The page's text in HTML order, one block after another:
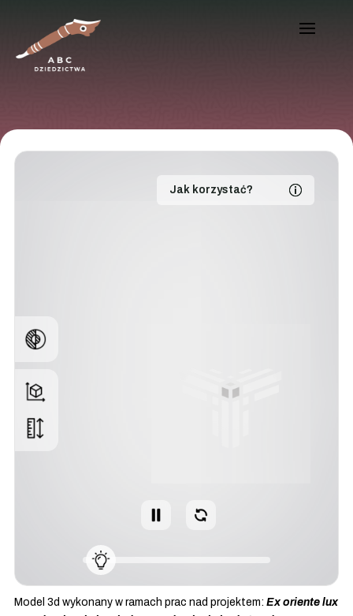
Jak korzystać?
Model 3d wykonany w ramach prac nad projektem: Ex oriente lux